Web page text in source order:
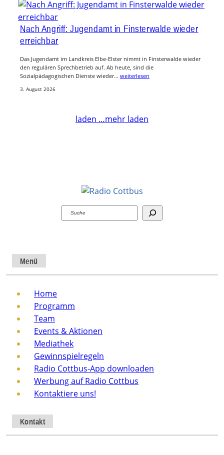
Nach Angriff: Jugendamt in Finsterwalde wieder
erreichbar
Das Jugendamt im Landkreis Elbe-Elster nimmt in Finsterwalde wieder
den regulären Sprechbetrieb auf. Ab heute, sind die
Sozialpädagogischen Dienste wieder… weiterlesen
3. August 2026
laden …mehr laden
Suchen
Menü
Home
Programm
Team
Events & Aktionen
Mediathek
Gewinnspielregeln
Radio Cottbus-App downloaden
Werbung auf Radio Cottbus
Kontaktiere uns!
Kontakt